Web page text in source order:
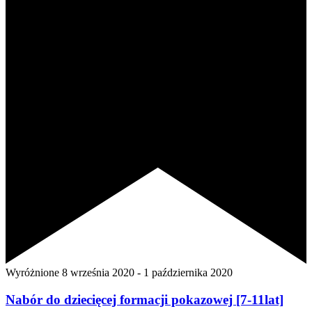
Wyróżnione 8 września 2020 - 1 października 2020
Nabór do dziecięcej formacji pokazowej [7-11lat]